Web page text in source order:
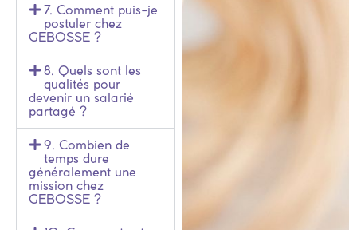
7. Comment puis-je
postuler chez
GEBOSSE ?
8. Quels sont les
qualités pour
devenir un salarié
partagé ?
9. Combien de
temps dure
généralement une
mission chez
GEBOSSE ?